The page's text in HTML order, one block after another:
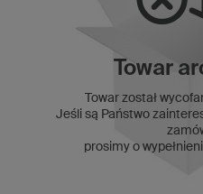
Towar
Towar został
Jeśli są Państwo
prosimy o